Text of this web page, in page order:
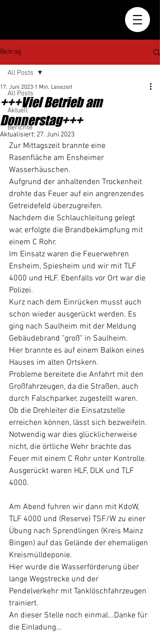
Beitrag
All Posts
Aktuell
Berichte
All Posts
+++Viel Betrieb am
Donnerstag+++
17. Juni 2023 1 Min. Lesezeit
Aktualisiert: 27. Juni 2023
Zur Mittagszeit brannte eine
Rasenfläche am Ensheimer
Wasserhäuschen.
Aufgrund der anhaltenden Trockenheit
drohte das Feuer auf ein angrenzendes
Getreidefeld überzugreifen.
Nachdem die Schlauchleitung gelegt
war, erfolgte die Brandbekämpfung mit
einem C Rohr.
Im Einsatz waren die Feuerwehren
Ensheim, Spiesheim und wir mit TLF
4000 und HLF. Ebenfalls vor Ort war die
Polizei.
Kurz nach dem Einrücken musst auch
schon wieder ausgerückt werden. Es
ging nach Saulheim mit der Meldung
Gebäudebrand "groß" in Saulheim.
Hier brannte es auf einem Balkon eines
Hauses im alten Ortskern.
Probleme bereitete die Anfahrt mit den
Großfahrzeugen, da die Straßen, auch
durch Falschparker, zugestellt waren.
Ob die Drehleiter die Einsatzstelle
erreichen können, lässt sich bezweifeln.
Notwendig war dies glücklicherweise
nicht, die örtliche Wehr brachte das
Feuer mit einem C Rohr unter Kontrolle.
Ausgerückt waren HLF, DLK und TLF
4000.
Am Abend fuhren wir dann mit KdoW,
TLF 4000 und (Reserve) TSF/W zu einer
Übung nach Sprendlingen (Kreis Mainz
Bingen) auf das Gelände der ehemaligen
Kreismülldeponie.
Hier wurde die Wasserförderung über
lange Wegstrecke und der
Pendelverkehr mit Tanklöschfahrzeugen
trainiert.
An dieser Stelle noch einmal...Danke für
die Einladung...